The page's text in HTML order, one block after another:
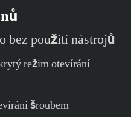
bez použití nástrojů
režim otevírání
šroubem